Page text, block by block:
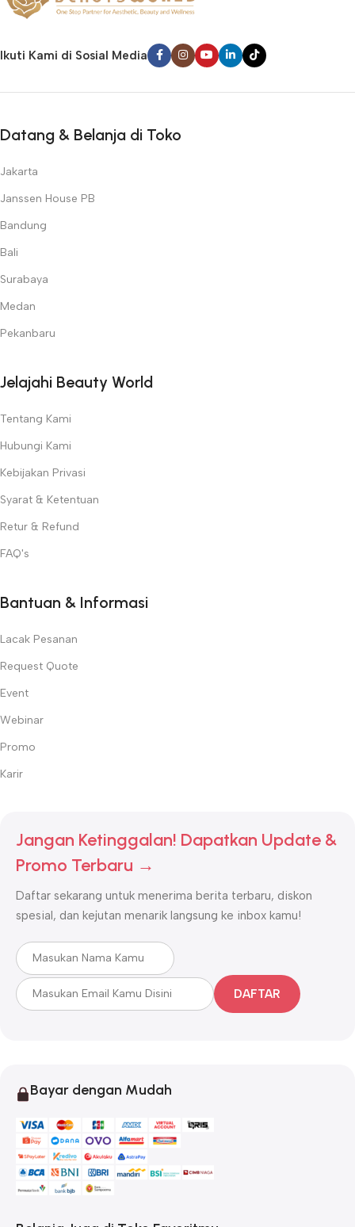
Ikuti Kami di Sosial Media
Datang & Belanja di Toko
Jakarta
Janssen House PB
Bandung
Bali
Surabaya
Medan
Pekanbaru
Jelajahi Beauty World
Tentang Kami
Hubungi Kami
Kebijakan Privasi
Syarat & Ketentuan
Retur & Refund
FAQ's
Bantuan & Informasi
Lacak Pesanan
Request Quote
Event
Webinar
Promo
Karir
Jangan Ketinggalan! Dapatkan Update &
Promo Terbaru →
Daftar sekarang untuk menerima berita terbaru, diskon
spesial, dan kejutan menarik langsung ke inbox kamu!
DAFTAR
Bayar dengan Mudah